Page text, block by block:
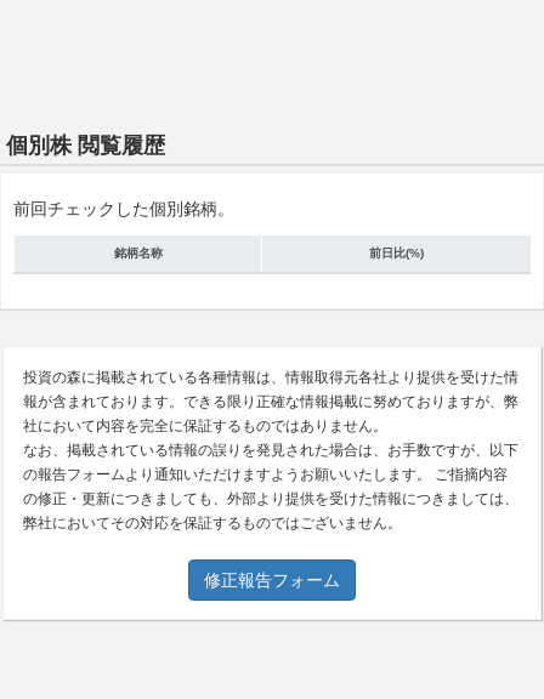
個別株 閲覧履歴
前回チェックした個別銘柄。
銘柄名称 前日比(%)
投資の森に掲載されている各種情報は、情報取得元各社より提供を受けた情
報が含まれております。できる限り正確な情報掲載に努めておりますが、弊
社において内容を完全に保証するものではありません。
なお、掲載されている情報の誤りを発見された場合は、お手数ですが、以下
の報告フォームより通知いただけますようお願いいたします。 ご指摘内容
の修正・更新につきましても、外部より提供を受けた情報につきましては、
弊社においてその対応を保証するものではございません。
修正報告フォーム